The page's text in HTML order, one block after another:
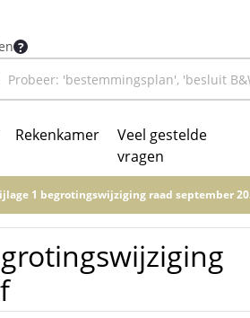
Rekenkamer
Veel gestelde
vragen
1 begrotingswijziging raad september 2019.pdf